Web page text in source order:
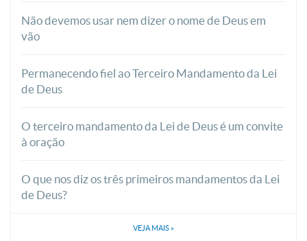
Não devemos usar nem dizer o nome de Deus em
vão
Permanecendo fiel ao Terceiro Mandamento da Lei
de Deus
O terceiro mandamento da Lei de Deus é um convite
à oração
O que nos diz os três primeiros mandamentos da Lei
de Deus?
VEJA MAIS »